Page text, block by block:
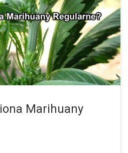
Co Warto Wiedzieć? Osoby
Marihuany